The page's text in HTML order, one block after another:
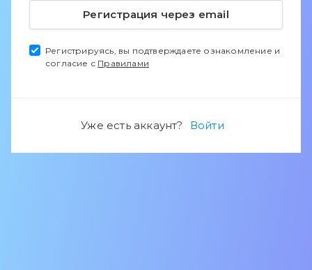
Регистрация через email
Регистрируясь, вы подтверждаете ознакомление и
согласие с Правилами
Уже есть аккаунт? Войти